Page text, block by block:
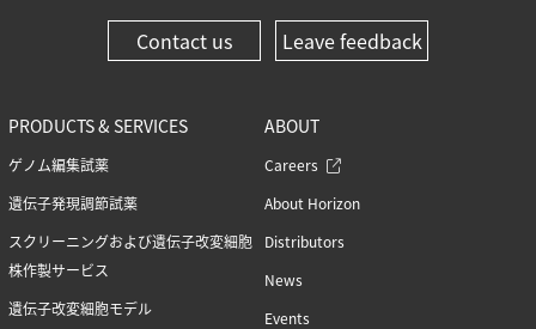
Contact us Leave feedback
PRODUCTS & SERVICES
ゲノム編集試薬
遺伝子発現調節試薬
スクリーニングおよび遺伝子改変細胞
株作製サービス
遺伝子改変細胞モデル
ABOUT
Careers
About Horizon
Distributors
News
Events